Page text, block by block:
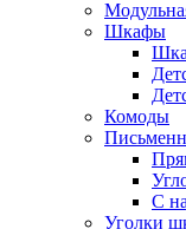
Шкафы
Комоды
С
Уголки